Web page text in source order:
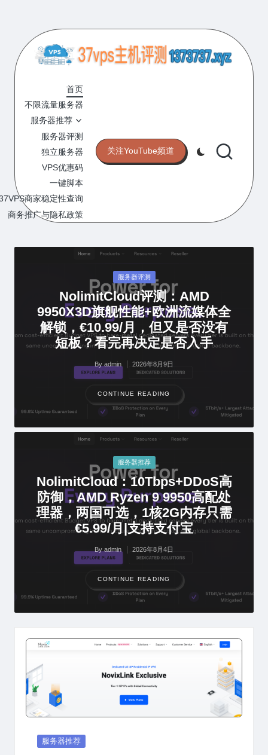
content
7
V
P
S
主
机
评
测
的
VPS
网
站
首页
不限流量服务器
服务器推荐
服务器评测
独立服务器
VPS优惠码
一键脚本
商家稳定性查询
商务推广与隐私政策
关注YouTube频道
Posted
in
服务器评测
NolimitCloud评测：AMD
9950X3D旗舰性能+欧洲流媒体全
解锁，€10.99/月，但又是否没有
短板？看完再决定是否入手
Posted
by
By admin 2026年8月9日
CONTINUE READING
Posted
in
服务器推荐
NolimitCloud：10Tbps+DDoS高
防御，AMD Ryzen 9 9950高配处
理器，两国可选，1核2G内存只需
€5.99/月|支持支付宝
Posted
Byadmin 2026年8月4日
CONTINUE READING
Posted
服务器推荐